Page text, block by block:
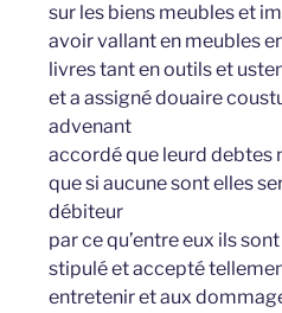
sur les biens meubles et
avoir vallant en meubles
livres tant en outils et
et a assigné douaire
advenant
accordé que leurd debtes
que si aucune sont elles
débiteur
par ce qu’entre eux ils
stipulé et accepté
entretenir et aux